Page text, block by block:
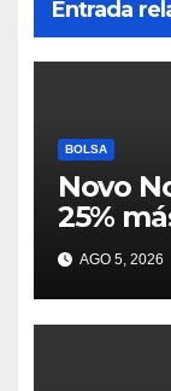
Entrada
BOLSA
Novo
25%
AGO 5, 2026